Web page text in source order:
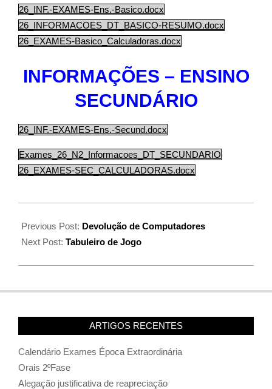
26_INF.-EXAMES-Ens.-Basico.docx
26_INFORMACOES_DT_BASICO-RESUMO.docx
26_EXAMES-Basico_Calculadoras.docx
INFORMAÇÕES – ENSINO
SECUNDÁRIO
26_INF.-EXAMES-Ens.-Secund.docx
Exames_26_N2_Informacoes_DT_SECUNDARIO
26_EXAMES-SEC_CALCULADORAS.docx
Previous Post: Devolução de Computadores
Next Post: Tabuleiro de Jogo
ARTIGOS RECENTES
Calendário Exames Época Extraordinária
Orais 2ºFase
Alegação justificativa de reapreciação